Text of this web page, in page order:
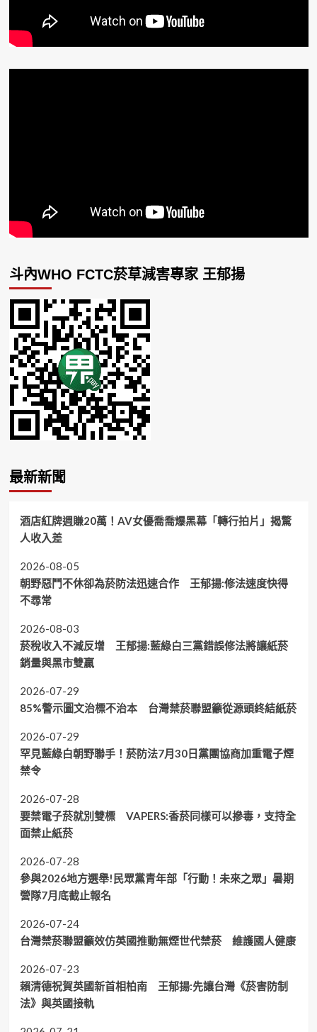
斗內WHO FCTC菸草減害專家 王郁揚
最新新聞
酒店紅牌週賺20萬！AV女優喬喬爆黑幕「轉行拍片」揭驚
人收入差
2026-08-05
朝野惡鬥不休卻為菸防法迅速合作 王郁揚:修法速度快得
不尋常
2026-08-03
菸稅收入不減反增 王郁揚:藍綠白三黨錯誤修法將讓紙菸
銷量與黑市雙贏
2026-07-29
85%警示圖文治標不治本 台灣禁菸聯盟籲從源頭終結紙菸
2026-07-29
罕見藍綠白朝野聯手！菸防法7月30日黨團協商加重電子煙
禁令
2026-07-28
要禁電子菸就別雙標 VAPERS:香菸同樣可以摻毒，支持全
面禁止紙菸
2026-07-28
參與2026地方選舉!民眾黨青年部「行動！未來之眾」暑期
營隊7月底截止報名
2026-07-24
台灣禁菸聯盟籲效仿英國推動無煙世代禁菸 維護國人健康
2026-07-23
賴清德祝賀英國新首相柏南 王郁揚:先讓台灣《菸害防制
法》與英國接軌